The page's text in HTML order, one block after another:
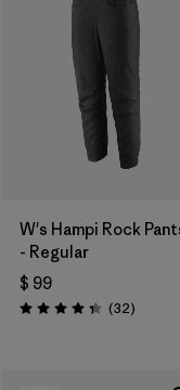
W's Hampi Rock
- Regular
$ 99
Valoración: 4.3 / 5
(32)